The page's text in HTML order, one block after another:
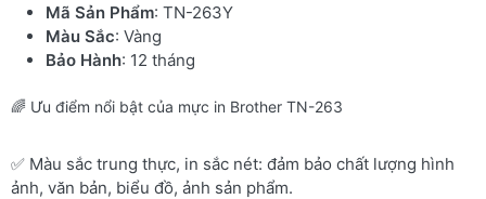
Mã Sản Phẩm: TN-263Y
Màu Sắc: Vàng
Bảo Hành: 12 tháng
🌈 Ưu điểm nổi bật của mực in Brother TN-263
✅ Màu sắc trung thực, in sắc nét: đảm bảo chất lượng hình
ảnh, văn bản, biểu đồ, ảnh sản phẩm.